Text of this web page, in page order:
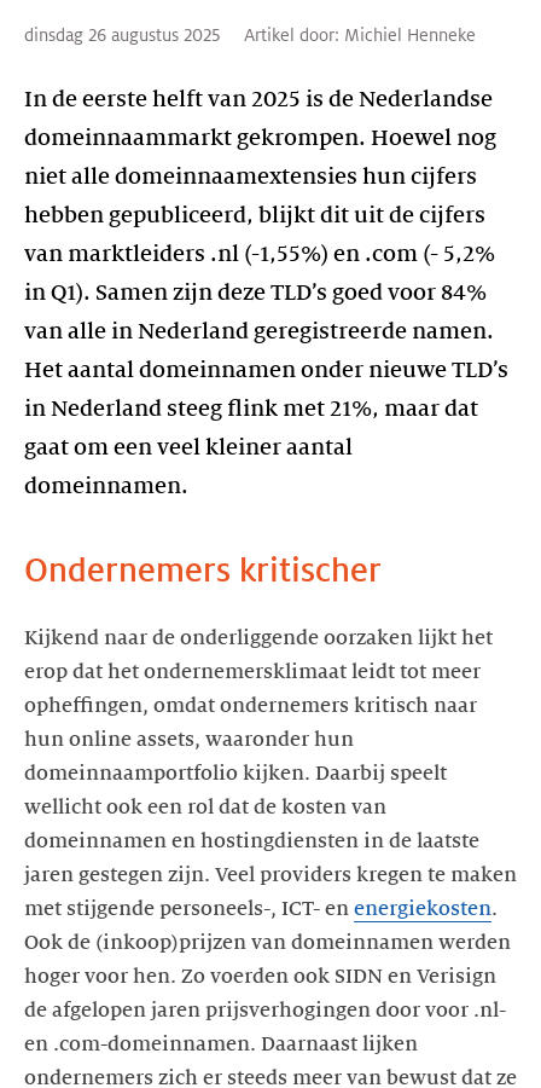
dinsdag 26 augustus 2025 Artikel door: Michiel Henneke
In de eerste helft van 2025 is de Nederlandse
domeinnaammarkt gekrompen. Hoewel nog
niet alle domeinnaamextensies hun cijfers
hebben gepubliceerd, blijkt dit uit de cijfers
van marktleiders .nl (-1,55%) en .com (- 5,2%
in Q1). Samen zijn deze TLD’s goed voor 84%
van alle in Nederland geregistreerde namen.
Het aantal domeinnamen onder nieuwe TLD’s
in Nederland steeg flink met 21%, maar dat
gaat om een veel kleiner aantal
domeinnamen.
Ondernemers kritischer
Kijkend naar de onderliggende oorzaken lijkt het
erop dat het ondernemersklimaat leidt tot meer
opheffingen, omdat ondernemers kritisch naar
hun online assets, waaronder hun
domeinnaamportfolio kijken. Daarbij speelt
wellicht ook een rol dat de kosten van
domeinnamen en hostingdiensten in de laatste
jaren gestegen zijn. Veel providers kregen te maken
met stijgende personeels-, ICT- en energiekosten.
Ook de (inkoop)prijzen van domeinnamen werden
hoger voor hen. Zo voerden ook SIDN en Verisign
de afgelopen jaren prijsverhogingen door voor .nl-
en .com-domeinnamen. Daarnaast lijken
ondernemers zich er steeds meer van bewust dat ze